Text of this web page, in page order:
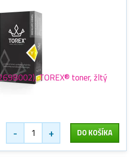
TOREX® toner, žltý
- + DO KOŠÍKA